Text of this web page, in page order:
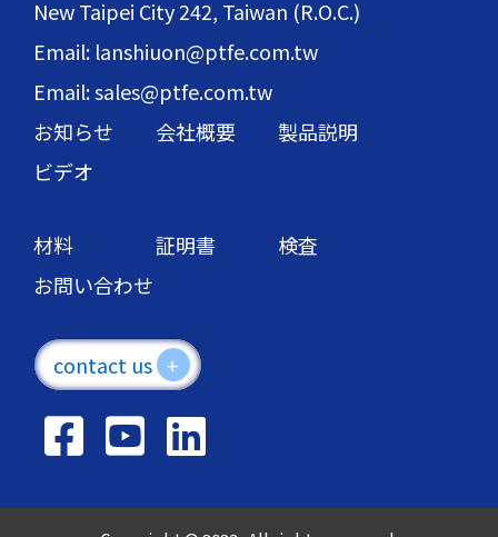
New Taipei City 242, Taiwan (R.O.C.)
Email: lanshiuon@ptfe.com.tw
Email: sales@ptfe.com.tw
お知らせ
会社概要
製品説明
ビデオ
材料 証明書
検査
お問い合わせ
contact us +